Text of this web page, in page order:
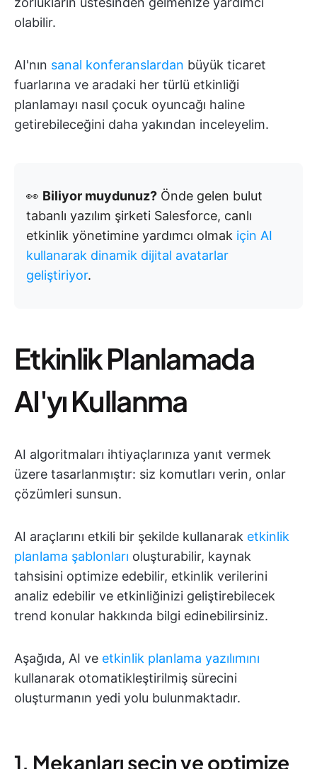
olabilir.
AI'nın sanal konferanslardan büyük ticaret
fuarlarına ve aradaki her türlü etkinliği
planlamayı nasıl çocuk oyuncağı haline
getirebileceğini daha yakından inceleyelim.
👀 Biliyor muydunuz? Önde gelen bulut
tabanlı yazılım şirketi Salesforce, canlı
etkinlik yönetimine yardımcı olmak için AI
kullanarak dinamik dijital avatarlar
geliştiriyor.
Etkinlik Planlamada
AI'yı Kullanma
AI algoritmaları ihtiyaçlarınıza yanıt vermek
üzere tasarlanmıştır: siz komutları verin, onlar
çözümleri sunsun.
AI araçlarını etkili bir şekilde kullanarak etkinlik
planlama şablonları oluşturabilir, kaynak
tahsisini optimize edebilir, etkinlik verilerini
analiz edebilir ve etkinliğinizi geliştirebilecek
trend konular hakkında bilgi edinebilirsiniz.
Aşağıda, AI ve etkinlik planlama yazılımını
kullanarak otomatikleştirilmiş sürecini
oluşturmanın yedi yolu bulunmaktadır.
1. Mekanları seçin ve optimize